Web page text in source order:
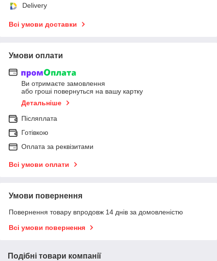
Delivery
Всі умови доставки
Умови оплати
Ви отримаєте замовлення
або гроші повернуться на вашу картку
Детальніше
Післяплата
Готівкою
Оплата за реквізитами
Всі умови оплати
Умови повернення
Повернення товару впродовж 14 днів за домовленістю
Всі умови повернення
Подібні товари компанії